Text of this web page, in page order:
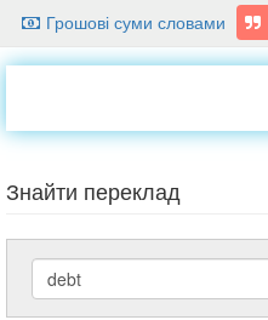
Грошові суми словами
Знайти переклад